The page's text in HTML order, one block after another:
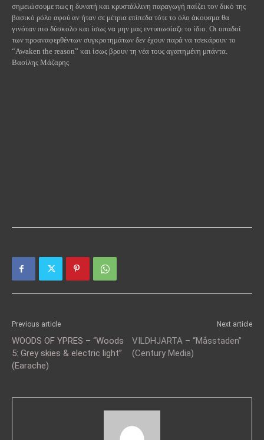
σημειώσουμε πως η δυνατή και κρυστάλλινη παραγωγή παίζει τον δικό της
βασικό ρόλο αφού αν ήταν σε μέτρια επίπεδα τότε το όλο άκουσμα θα
γινόταν πιο δύσκολο και ίσως να μην μας εντυπωσίαζε το ίδιο. Οι οπαδοί
των προαναφερθέντων συγκροτημάτων δεν έχουν παρά να τσεκάρουν το
“Awaken the reason” και ίσως βρουν τη νέα τους αγαπημένη μπάντα.
Βασίλης Μάζαρης
Previous article
WOODS OF YPRES – “Woods
5: Grey skies & electric light”
(Earache)
Next article
VILDHJARTA – “Måsstaden”
(Century Media)